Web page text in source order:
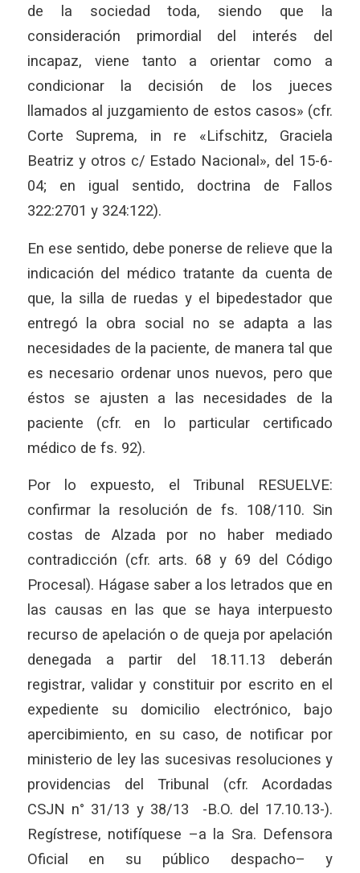
de la sociedad toda, siendo que la
consideración primordial del interés del
incapaz, viene tanto a orientar como a
condicionar la decisión de los jueces
llamados al juzgamiento de estos casos» (cfr.
Corte Suprema, in re «Lifschitz, Graciela
Beatriz y otros c/ Estado Nacional», del 15-6-
04; en igual sentido, doctrina de Fallos
322:2701 y 324:122).
En ese sentido, debe ponerse de relieve que la
indicación del médico tratante da cuenta de
que, la silla de ruedas y el bipedestador que
entregó la obra social no se adapta a las
necesidades de la paciente, de manera tal que
es necesario ordenar unos nuevos, pero que
éstos se ajusten a las necesidades de la
paciente (cfr. en lo particular certificado
médico de fs. 92).
Por lo expuesto, el Tribunal RESUELVE:
confirmar la resolución de fs. 108/110. Sin
costas de Alzada por no haber mediado
contradicción (cfr. arts. 68 y 69 del Código
Procesal). Hágase saber a los letrados que en
las causas en las que se haya interpuesto
recurso de apelación o de queja por apelación
denegada a partir del 18.11.13 deberán
registrar, validar y constituir por escrito en el
expediente su domicilio electrónico, bajo
apercibimiento, en su caso, de notificar por
ministerio de ley las sucesivas resoluciones y
providencias del Tribunal (cfr. Acordadas
CSJN n° 31/13 y 38/13 -B.O. del 17.10.13-).
Regístrese, notifíquese –a la Sra. Defensora
Oficial en su público despacho– y